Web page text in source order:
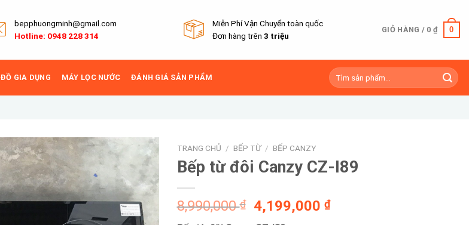
bepphuongminh@gmail.com
Hotline: 0948 228 314
Miễn Phí Vận Chuyển toàn quốc
Đơn hàng trên 3 triệu
GIỎ HÀNG / 0 ₫ 0
ĐỒ GIA DỤNG MÁY LỌC NƯỚC ĐÁNH GIÁ SẢN PHẨM
Tìm
kiếm:
Add to
wishlist
TRANG CHỦ / BẾP TỪ / BẾP CANZY
Bếp từ đôi Canzy CZ-I89
8,990,000₫
Giá
gốc
4,199,000 ₫Giá